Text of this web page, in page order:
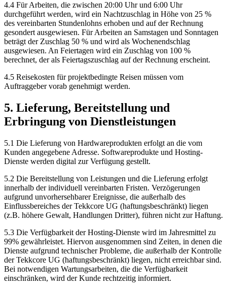
4.4 Für Arbeiten, die zwischen 20:00 Uhr und 6:00 Uhr
durchgeführt werden, wird ein Nachtzuschlag in Höhe von 25 %
des vereinbarten Stundenlohns erhoben und auf der Rechnung
gesondert ausgewiesen. Für Arbeiten an Samstagen und Sonntagen
beträgt der Zuschlag 50 % und wird als Wochenendschlag
ausgewiesen. An Feiertagen wird ein Zuschlag von 100 %
berechnet, der als Feiertagszuschlag auf der Rechnung erscheint.
4.5 Reisekosten für projektbedingte Reisen müssen vom
Auftraggeber vorab genehmigt werden.
5. Lieferung, Bereitstellung und
Erbringung von Dienstleistungen
5.1 Die Lieferung von Hardwareprodukten erfolgt an die vom
Kunden angegebene Adresse. Softwareprodukte und Hosting-
Dienste werden digital zur Verfügung gestellt.
5.2 Die Bereitstellung von Leistungen und die Lieferung erfolgt
innerhalb der individuell vereinbarten Fristen. Verzögerungen
aufgrund unvorhersehbarer Ereignisse, die außerhalb des
Einflussbereiches der Tekkcore UG (haftungsbeschränkt) liegen
(z.B. höhere Gewalt, Handlungen Dritter), führen nicht zur Haftung.
5.3 Die Verfügbarkeit der Hosting-Dienste wird im Jahresmittel zu
99% gewährleistet. Hiervon ausgenommen sind Zeiten, in denen die
Dienste aufgrund technischer Probleme, die außerhalb der Kontrolle
der Tekkcore UG (haftungsbeschränkt) liegen, nicht erreichbar sind.
Bei notwendigen Wartungsarbeiten, die die Verfügbarkeit
einschränken, wird der Kunde rechtzeitig informiert.